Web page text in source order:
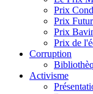
Prix
Prix
Prix
Prix de
Corruption
Activisme